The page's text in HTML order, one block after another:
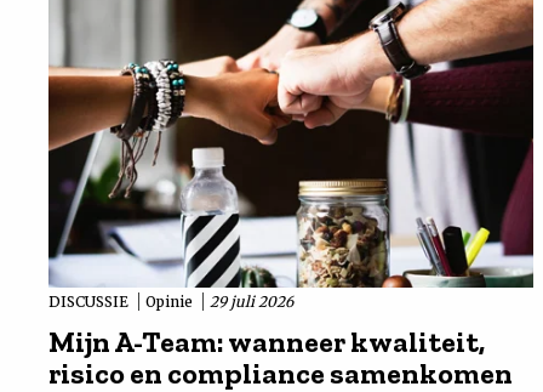
DISCUSSIE Opinie 29 juli 2026
Mijn A-Team: wanneer kwaliteit,
risico en compliance samenkomen